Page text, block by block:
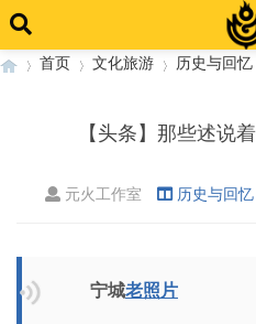
首页 文化旅游 历史与回忆
【头条】那些述说
元火工作室 历史与回忆
宁城老照片